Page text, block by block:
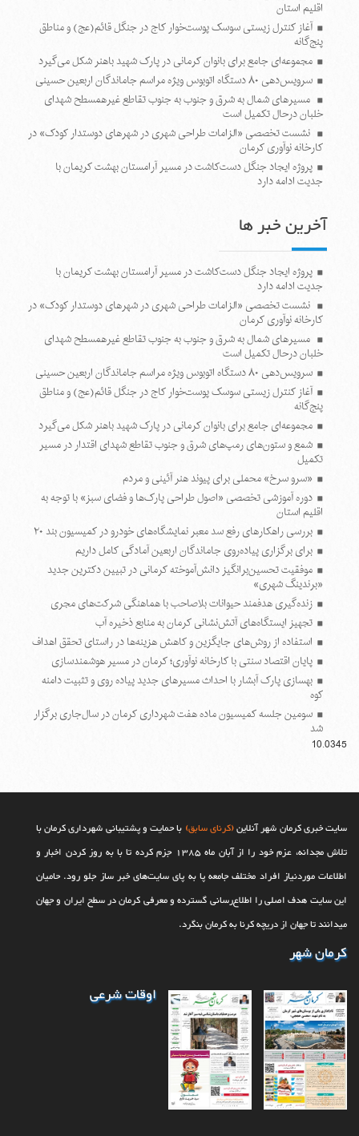
اقلیم استان
آغاز کنترل زیستی سوسک پوست‌خوار کاج در جنگل قائم(عج) و مناطق
پنج‌گانه
مجموعه‌ای جامع برای بانوان کرمانی در پارک شهید باهنر شکل می‌گیرد
سرویس‌دهی ۸۰ دستگاه اتوبوس ویژه مراسم جاماندگان اربعین حسینی
مسیرهای شمال به شرق و جنوب به جنوب تقاطع غیرهمسطح شهدای
خلبان درحال تکمیل است
نشست تخصصی «الزامات طراحی شهری در شهرهای دوستدار کودک» در
کارخانه نوآوری کرمان
پروژه ایجاد جنگل دست‌کاشت در مسیر آرامستان بهشت کریمان با
جدیت ادامه دارد
آخرین خبر ها
پروژه ایجاد جنگل دست‌کاشت در مسیر آرامستان بهشت کریمان با
جدیت ادامه دارد
نشست تخصصی «الزامات طراحی شهری در شهرهای دوستدار کودک» در
کارخانه نوآوری کرمان
مسیرهای شمال به شرق و جنوب به جنوب تقاطع غیرهمسطح شهدای
خلبان درحال تکمیل است
سرویس‌دهی ۸۰ دستگاه اتوبوس ویژه مراسم جاماندگان اربعین حسینی
آغاز کنترل زیستی سوسک پوست‌خوار کاج در جنگل قائم(عج) و مناطق
پنج‌گانه
مجموعه‌ای جامع برای بانوان کرمانی در پارک شهید باهنر شکل می‌گیرد
شمع و ستون‌های رمپ‌های شرق و جنوب تقاطع شهدای اقتدار در مسیر
تکمیل
«سرو سرخ» محملی برای پیوند هنر آئینی و مردم
دوره آموزشی تخصصی «اصول طراحی پارک‌ها و فضای سبز» با توجه به
اقلیم استان
بررسی راهکارهای رفع سد معبر نمایشگاه‌های خودرو در کمیسیون بند ۲۰
برای برگزاری پیاده‌روی جاماندگان اربعین آمادگی کامل داریم
موفقیت تحسین‌برانگیز دانش‌آموخته کرمانی در تبیین دکترین جدید
«برندینگ شهری»
زنده‌گیری هدفمند حیوانات بلاصاحب با هماهنگی شرکت‌های مجری
تجهیز ایستگاه‌های آتش‌نشانی کرمان به منابع ذخیره آب
استفاده از روش‌های جایگزین و کاهش هزینه‌ها در راستای تحقق اهداف
پایان اقتصاد سنتی با کارخانه نوآوری؛ کرمان در مسیر هوشمندسازی
بهسازی پارک آبشار با احداث مسیرهای جدید پیاده روی و تثبیت دامنه
کوه
سومین جلسه کمیسیون ماده هفت شهرداری کرمان در سال‌جاری برگزار
شد
10.0345
سایت خبری کرمان شهر آنلاین(کرنای سابق) با حمایت و پشتیبانی شهرداری کرمان با
تلاش مجدانه، عزم خود را از آبان ماه 1385 جزم کرده تا با به روز کردن اخبار و
اطلاعات موردنیاز افراد مختلف جامعه پا به پای سایت‌های خبر ساز جلو رود. حامیان
این سایت هدف اصلی را اطلاع‌رسانی گسترده و معرفی کرمان در سطح ایران و جهان
می‎‏دانند تا جهان از دریچه کرنا به کرمان بنگرد.
کرمان شهر
اوقات شرعی